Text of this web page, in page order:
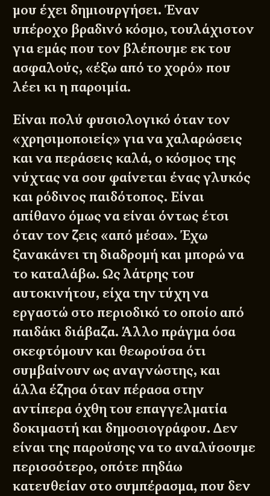
μου έχει δημιουργήσει. Έναν
υπέροχο βραδινό κόσμο, τουλάχιστον
για εμάς που τον βλέπουμε εκ του
ασφαλούς, «έξω από το χορό» που
λέει κι η παροιμία.
Είναι πολύ φυσιολογικό όταν τον
«χρησιμοποιείς» για να χαλαρώσεις
και να περάσεις καλά, ο κόσμος της
νύχτας να σου φαίνεται ένας γλυκός
και ρόδινος παιδότοπος. Είναι
απίθανο όμως να είναι όντως έτσι
όταν τον ζεις «από μέσα». Έχω
ξανακάνει τη διαδρομή και μπορώ να
το καταλάβω. Ως λάτρης του
αυτοκινήτου, είχα την τύχη να
εργαστώ στο περιοδικό το οποίο από
παιδάκι διάβαζα. Άλλο πράγμα όσα
σκεφτόμουν και θεωρούσα ότι
συμβαίνουν ως αναγνώστης, και
άλλα έζησα όταν πέρασα στην
αντίπερα όχθη του επαγγελματία
δοκιμαστή και δημοσιογράφου. Δεν
είναι της παρούσης να το αναλύσουμε
περισσότερο, οπότε πηδάω
κατευθείαν στο συμπέρασμα, που δεν